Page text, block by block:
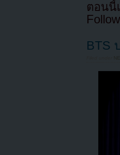
ตอนนี้
BTS